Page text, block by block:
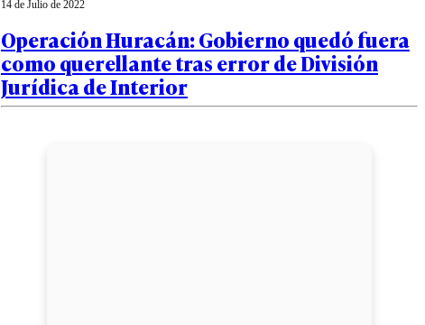
14 de Julio de 2022
Operación Huracán: Gobierno quedó fuera
como querellante tras error de División
Jurídica de Interior